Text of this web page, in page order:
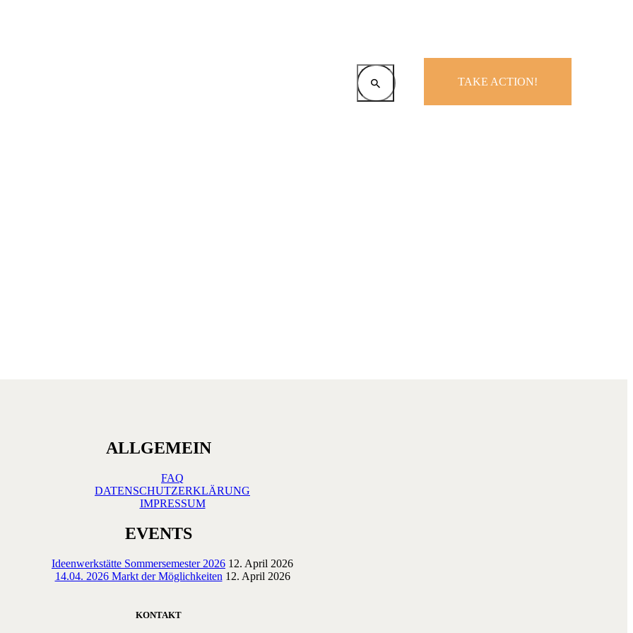
TAKE ACTION!
ALLGEMEIN
FAQ
DATENSCHUTZERKLÄRUNG
IMPRESSUM
EVENTS
Ideenwerkstätte Sommersemester 2026 12. April 2026
14.04. 2026 Markt der Möglichkeiten 12. April 2026
KONTAKT